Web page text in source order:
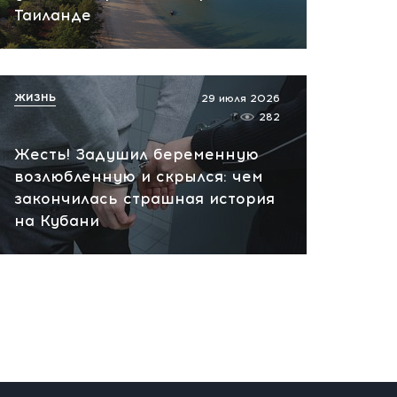
Не только кофе: скачок
какао на 27% и тревожный
вчера, 12:13
Таиланде
Жесть! Задушил беременную
возлюбленную и скрылся: чем
закончилась страшная история
на Кубани
29 июля 2026
282
ЖИЗНЬ